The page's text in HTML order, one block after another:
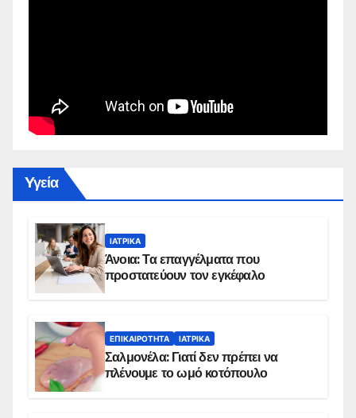
Yγεία
ΙΑΤΡΙΚΆ
Άνοια: Τα επαγγέλματα που
προστατεύουν τον εγκέφαλο
ΕΠΙΚΑΙΡΌΤΗΤΑ ΙΑΤΡΙΚΆ
Σαλμονέλα: Γιατί δεν πρέπει να
πλένουμε το ωμό κοτόπουλο